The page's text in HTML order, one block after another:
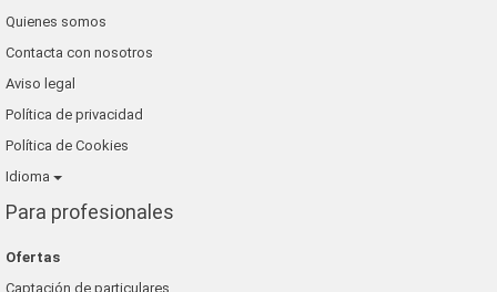
Quienes somos
Contacta con nosotros
Aviso legal
Política de privacidad
Política de Cookies
Idioma
Para profesionales
Ofertas
Captación de particulares